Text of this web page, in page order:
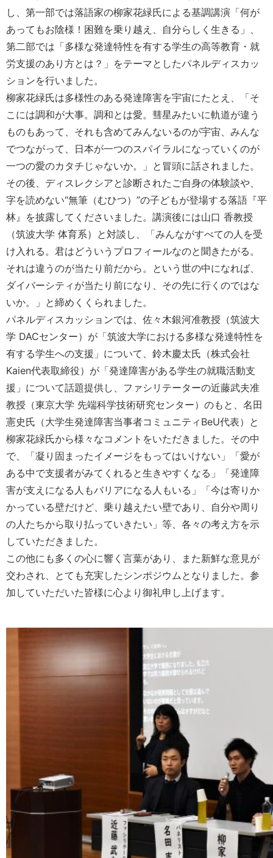
し、第一部では落語家の柳家花緑氏による基調講演「何が
あってもお陰様！困難を乗り越え、自分らしく生きる」、
第二部では「多様な発達特性を有する学生の高等教育・就
労支援のあり方とは？」をテーマとしたパネルディスカッ
ションを行いました。
柳家花緑氏は多様性のある発達障害を宇宙にたとえ、「そ
こには調和が大事。調和とは愛。彗星みたいに軌道が違う
ものもあって、それも含めてみんないるのが宇宙、みんな
でつながって、日本が一つのスパイラルになっていくのが
一つの愛のカタチじゃないか。」と冒頭に話されました。
その後、ディスレクシアと診断されたご自身の体験談や、
字を読めない“無筆（むひつ）”の子どもが登場する落語『平
林』を披露してくださいました。講演後には山口 香教授
（筑波大学 体育系）と対談し、「みんながすべての人を受
け入れる。君はどういうプロフィールなのと聞きたがる。
それは違うのが当たり前だから。という世の中になれば、
ダイバーシティが当たり前になり、その先に行くのではな
いか。」と締めくくられました。
パネルディスカッションでは、佐々木銀河准教授（筑波大
学 DACセンター）が「筑波大学における多様な発達特性を
有する学生への支援」について、鈴木慶太氏（株式会社
Kaien代表取締役）が「発達障害がある学生の就職活動支
援」について話題提供し、ファシリテーターの近藤武夫准
教授（東京大学 先端科学技術研究センター）のもと、名田
憲史氏（大学生発達障害当事者コミュニティBeU代表）と
柳家花緑氏から様々なコメントをいただきました。その中
で、「凝り固まったイメージをもってはいけない」「愛が
ある中で支援者がみてくれると生きやすくなる」「発達障
害が支えになる人もバリアになる人もいる」「今は寄りか
かっている壁だけど、乗り越えたい壁であり、自分や周り
の人たちから取り払っていきたい」等、各々の考え方を示
していただきました。
この他にも多くの心に響く言葉があり、また新鮮な意見が
交わされ、とても充実したシンポジウムとなりました。参
加していただいた皆様に心より御礼申し上げます。